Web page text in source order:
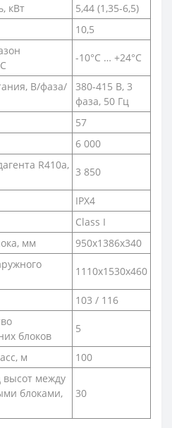
кВт
5,44 (1,35-6,5)
10,5
-10°C … +24°C
В/фаза/
380-415 В, 3
фаза, 50 Гц
57
6 000
R410a,
3 850
IPX4
Class I
мм
950х1386х340
1110x1530x460
103 / 116
блоков
5
м
100
между
блоками,
30